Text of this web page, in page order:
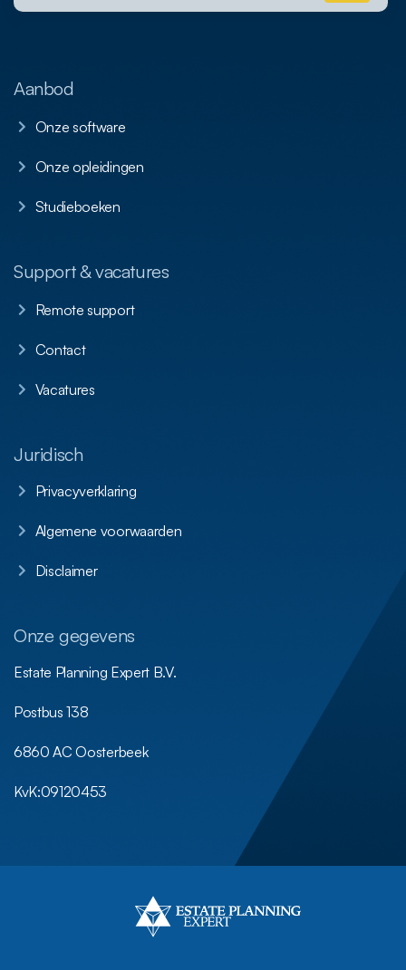
Aanbod
Onze software
Onze opleidingen
Studieboeken
Support & vacatures
Remote support
Contact
Vacatures
Juridisch
Privacyverklaring
Algemene voorwaarden
Disclaimer
Onze gegevens
Estate Planning Expert B.V.
Postbus 138
6860 AC Oosterbeek
KvK:09120453